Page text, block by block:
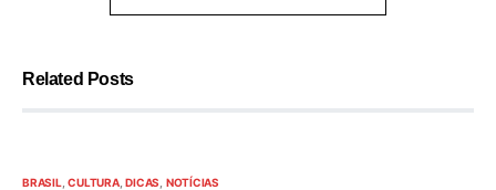
Related Posts
BRASIL CULTURA DICAS NOTÍCIAS